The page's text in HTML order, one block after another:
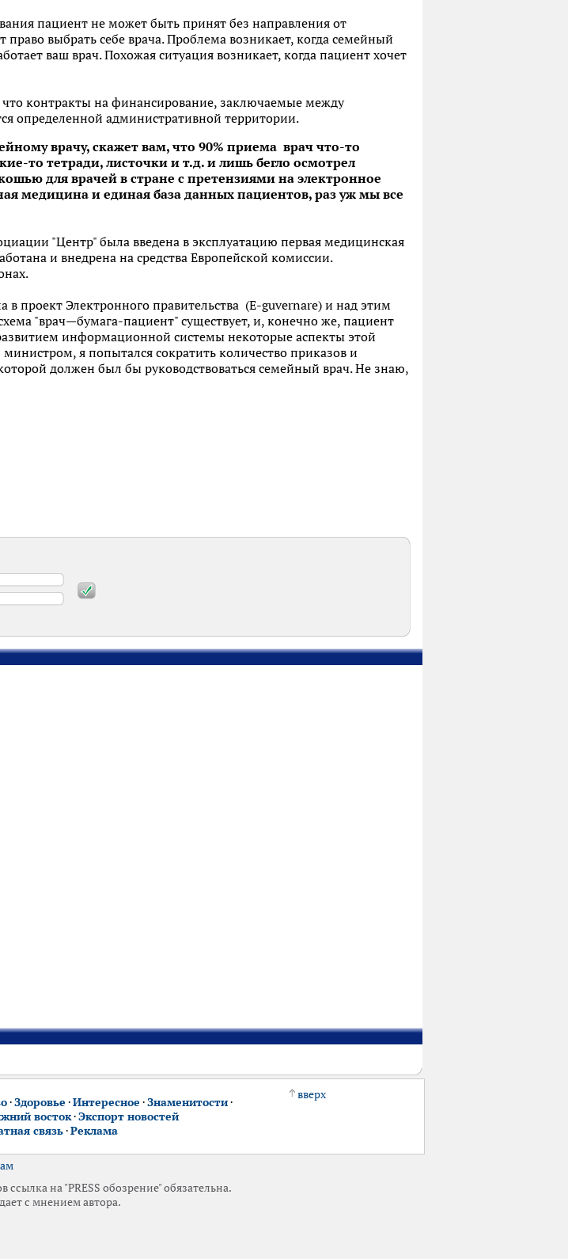
пациент не может быть принят без направления от
выбрать себе врача. Проблема возникает, когда семейный
ваш врач. Похожая ситуация возникает, когда пациент хочет
контракты на финансирование, заключаемые между
определенной административной территории.
врачу, скажет вам, что 90% приема врач что-то
то тетради, листочки и т.д. и лишь бегло осмотрел
для врачей в стране с претензиями на электронное
медицина и единая база данных пациентов, раз уж мы все
"Центр" была введена в эксплуатацию первая медицинская
и внедрена на средства Европейской комиссии.
проект Электронного правительства (E-guvernare) и над этим
"врач—бумага-пациент" существует, и, конечно же, пациент
информационной системы некоторые аспекты этой
я попытался сократить количество приказов и
должен был бы руководствоваться семейный врач. Не знаю,
·Здоровье ·Интересное ·Знаменитости·
восток·Экспорт новостей
связь·Реклама
вверх
на "PRESS обозрение" обязательна.
с мнением автора.